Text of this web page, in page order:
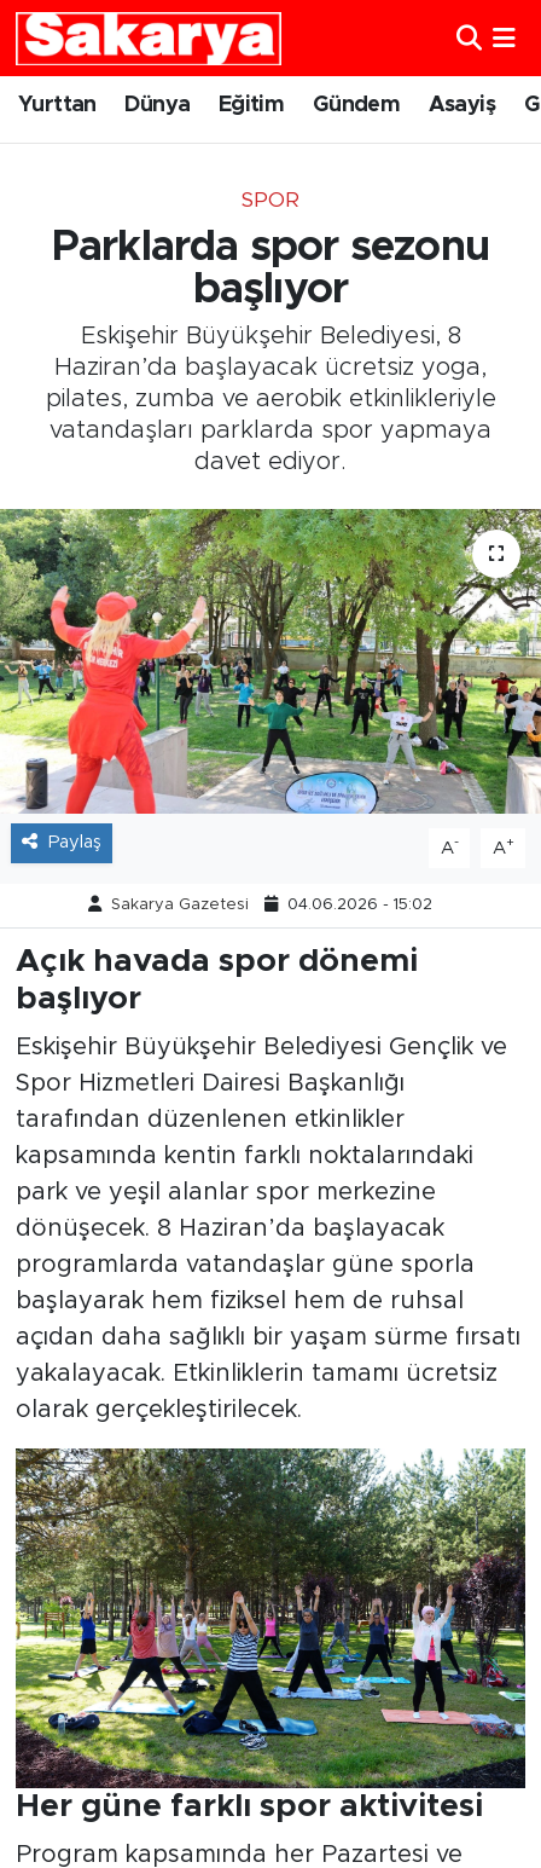
Yurttan Dünya Eğitim Gündem Asayiş
SPOR
Parklarda spor sezonu
başlıyor
Eskişehir Büyükşehir Belediyesi, 8
Haziran’da başlayacak ücretsiz yoga,
pilates, zumba ve aerobik etkinlikleriyle
vatandaşları parklarda spor yapmaya
davet ediyor.
Paylaş A- A+
Sakarya Gazetesi 04.06.2026 - 15:02
Açık havada spor dönemi
başlıyor
Eskişehir Büyükşehir Belediyesi Gençlik ve
Spor Hizmetleri Dairesi Başkanlığı
tarafından düzenlenen etkinlikler
kapsamında kentin farklı noktalarındaki
park ve yeşil alanlar spor merkezine
dönüşecek. 8 Haziran’da başlayacak
programlarda vatandaşlar güne sporla
başlayarak hem fiziksel hem de ruhsal
açıdan daha sağlıklı bir yaşam sürme fırsatı
yakalayacak. Etkinliklerin tamamı ücretsiz
olarak gerçekleştirilecek.
Her güne farklı spor aktivitesi
Program kapsamında her Pazartesi ve
Yurttan
Eskişehirspor
Spor
Kültür Sanat
Tarihçe
Resmi İlanlar
Söyleşi
Foto Şaka
Teknoloji
Politika
Eskişehir Nöbetçi Eczaneler
Eskişehir Trafik Yoğunluk Haritası
Süper Lig Puan Durumu ve Fikstür
Tüm Manşetler
Son Dakika Haberleri
Haber Arşivi